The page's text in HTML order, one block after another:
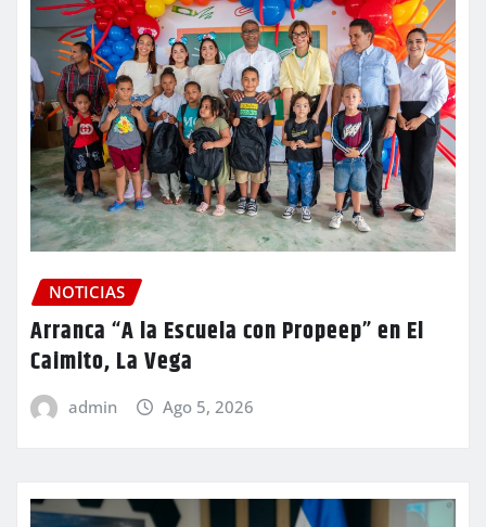
NOTICIAS
Arranca “A la Escuela con Propeep” en El
Caimito, La Vega
admin Ago 5, 2026